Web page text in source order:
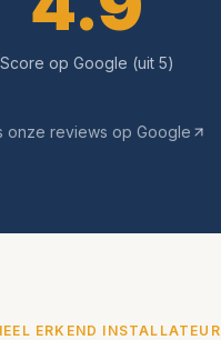
Score op Google (uit 5)
onze reviews op Google
ERKEND INSTALLATEUR